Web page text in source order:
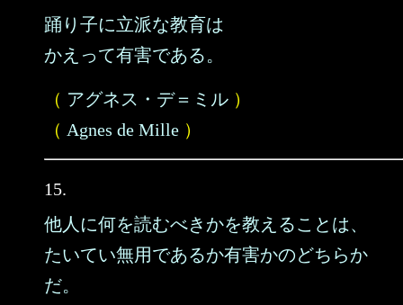
踊り子に立派な教育は
かえって有害である。
（ アグネス・デ＝ミル ）
（ Agnes de Mille ）
15.
他人に何を読むべきかを教えることは、
たいてい無用であるか有害かのどちらか
だ。